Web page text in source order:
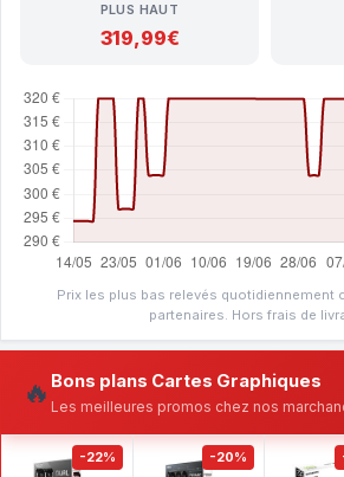
PLUS HAUT
319,99€
Prix les plus bas relevés quotidiennement
partenaires. Hors frais de
🔥 Bons plans Cartes Graphiques
Les meilleures promos chez nos
-22% -20%